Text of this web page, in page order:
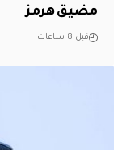
مضيق هرمز
قبل 8 ساعات